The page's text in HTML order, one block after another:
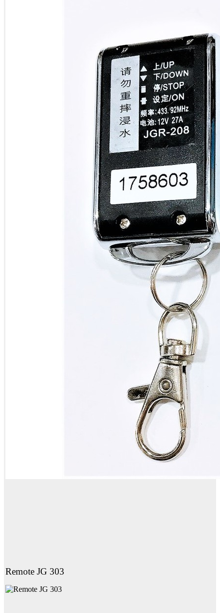
Remote JG 303